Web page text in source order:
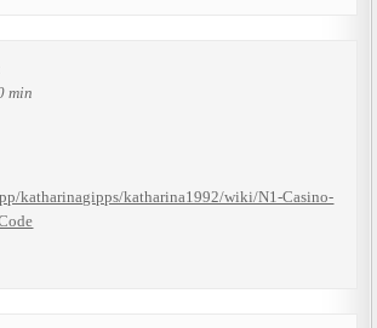
min
katharinagipps/katharina1992/wiki/N1-Casino-